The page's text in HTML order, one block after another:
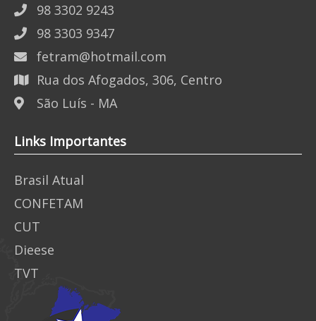
98 3302 9243
98 3303 9347
fetram@hotmail.com
Rua dos Afogados, 306, Centro
São Luís - MA
Links Importantes
Brasil Atual
CONFETAM
CUT
Dieese
TVT